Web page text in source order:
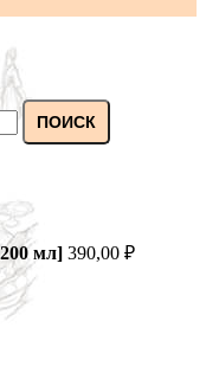
ПОИСК
мл] 390,00 ₽